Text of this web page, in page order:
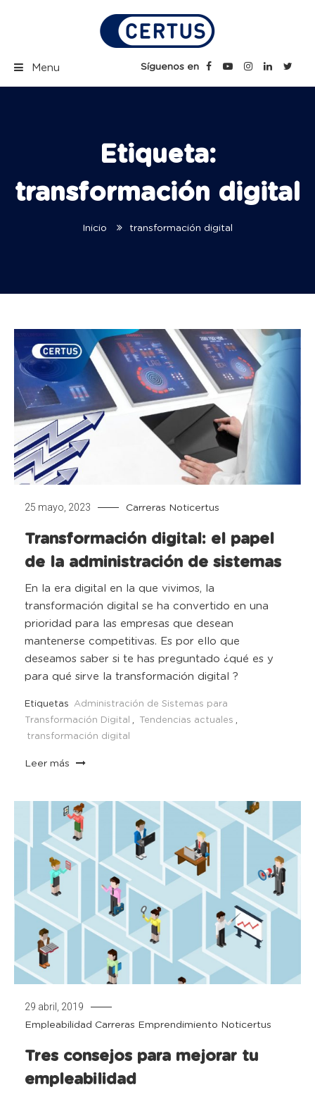
Certus Blog | Carreras
Menu Síguenos en
Etiqueta:
transformación digital
Inicio transformación digital
25 mayo, 2023 Carreras Noticertus
Transformación digital: el papel
de la administración de sistemas
En la era digital en la que vivimos, la
transformación digital se ha convertido en una
prioridad para las empresas que desean
mantenerse competitivas. Es por ello que
deseamos saber si te has preguntado ¿qué es y
para qué sirve la transformación digital ?
Etiquetas
Administración de Sistemas para
Transformación Digital
, Tendencias actuales ,
transformación digital
Leer más
29 abril, 2019
Empleabilidad Carreras Emprendimiento Noticertus
Tres consejos para mejorar tu
empleabilidad